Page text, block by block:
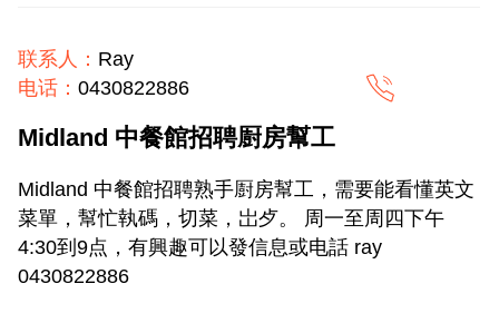
联系人： Ray
电话： 0430822886
Midland 中餐館招聘㕑房幫工
Midland 中餐館招聘熟手㕑房幫工，需要能看懂英文
菜單，幫忙執碼，切菜，岀歺。 周一至周四下午
4:30到9点，有興趣可以發信息或电話 ray
0430822886